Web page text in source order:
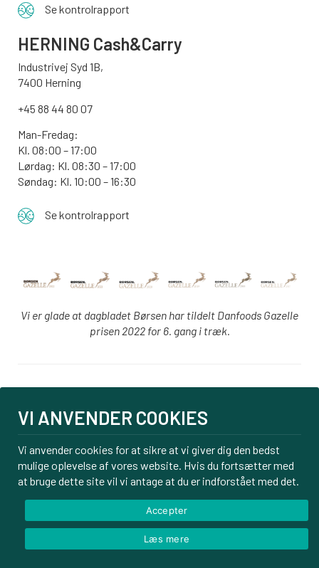
Se kontrolrapport
HERNING Cash&Carry
Industrivej Syd 1B,
7400 Herning
+45 88 44 80 07
Man-Fredag:
Kl. 08:00 – 17:00
Lørdag: Kl. 08:30 – 17:00
Søndag: Kl. 10:00 – 16:30
Se kontrolrapport
Vi er glade at dagbladet Børsen har tildelt Danfoods Gazelle
prisen 2022 for 6. gang i træk.
PBS tilmelding
Om os
Kontakt
Handelsbetingelser
© Danfoods ApS – CVR 32771920
VI ANVENDER COOKIES
Vi anvender cookies for at sikre at vi giver dig den bedst
mulige oplevelse af vores website. Hvis du fortsætter med
at bruge dette site vil vi antage at du er indforstået med det.
Accepter
Læs mere